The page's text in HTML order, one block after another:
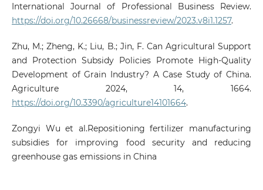
International Journal of Professional Business Review.
https://doi.org/10.26668/businessreview/2023.v8i1.1257.
Zhu, M.; Zheng, K.; Liu, B.; Jin, F. Can Agricultural Support
and Protection Subsidy Policies Promote High-Quality
Development of Grain Industry? A Case Study of China.
Agriculture 2024, 14, 1664.
https://doi.org/10.3390/agriculture14101664.
Zongyi Wu et al.Repositioning fertilizer manufacturing
subsidies for improving food security and reducing
greenhouse gas emissions in China